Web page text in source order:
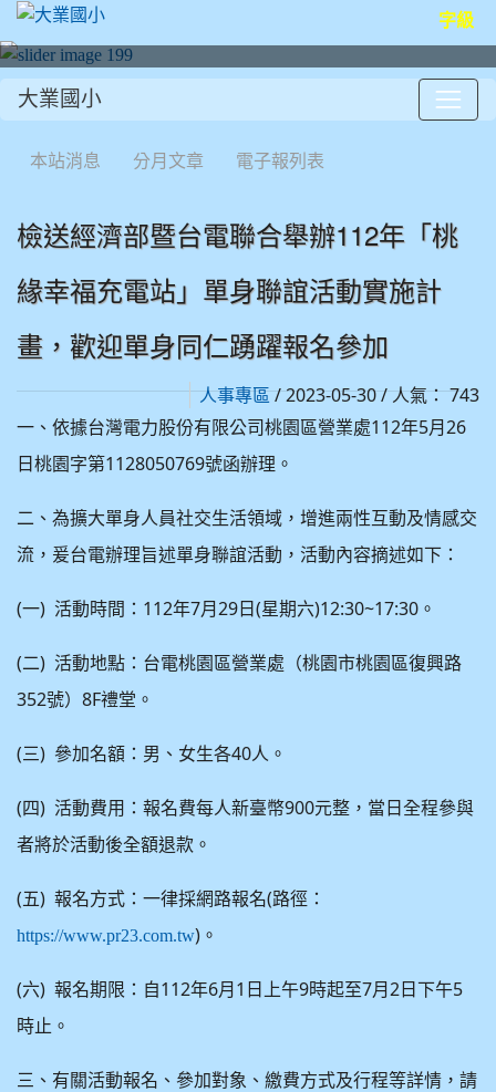
字級
大業國小
本站消息 分月文章 電子報列表
檢送經濟部暨台電聯合舉辦112年「桃
緣幸福充電站」單身聯誼活動實施計
畫，歡迎單身同仁踴躍報名參加
人事專區/ 2023-05-30 / 人氣： 743
一、依據台灣電力股份有限公司桃園區營業處112年5月 26
日桃園字第1128050769號函辦理。
二、為擴大單身人員社交生活領域，增進兩性互動及情感交
流，爰台電辦理旨述單身聯誼活動，活動內容摘述如下：
(一) 活動時間： 112年7月 29 日 (星期六)12:30~17:30 。
(二) 活動地點：台電桃園區營業處（桃園市桃園區復興路
352號） 8F禮堂。
(三) 參加名額：男、女生各40人。
(四) 活動費用：報名費每人新臺幣900元整，當日全程參與
者將於活動後全額退款。
(五) 報名方式：一律採網路報名(路徑：
https://www.pr23.com.tw) 。
(六) 報名期限：自112年6月 1 日上午9時起至7月 2 日下午5
時止。
三、有關活動報名、參加對象、繳費方式及行程等詳情，請